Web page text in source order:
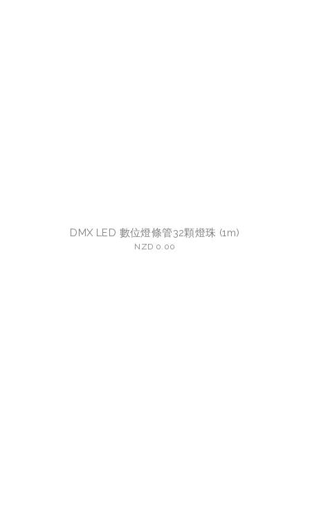
DMX LED 數位燈條管32顆燈珠 (1m)
NZD 0.00